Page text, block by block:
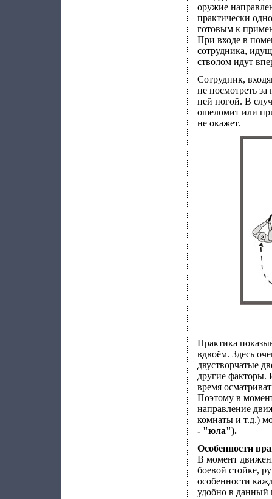
оружие
практически
готовым к
При входе в
сотрудника,
стволом идут
Сотрудник,
не посмотреть за
ней ногой. В
ошеломит или
не окажет.
Практика
вдвоём. Здесь
двустворчатые
другие факторы.
время
Поэтому в
направление
комнаты и т.д.)
- "юла").
Особенности
В момент
боевой стойке,
особенности
удобно в данный